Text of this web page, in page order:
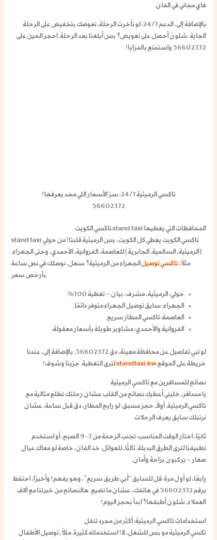
فاي مجاني في الفان.
بالإضافة إلى، الدعم 24/7: لو تأخرت الرحلة، نعوضك بتخفيض على الرحلة
الجاية. شلون أحصل على تعويض؟ بس أبلغنا بعد الرحلة. احجز الحين على
56602372 واستمتع بالمزايا!
تاكسي الرميثية 24/7: سرّ الأسعار اللي محد يعرفها!
56602372
المحافظات التي يغطيها stand taxi تاكسي الكويت
stand taxi تاكسي الكويت يغطي كل الكويت، بس الرميثية قلبنا! من حولي
(الرميثية، السالمية، الجابرية) للعاصمة، الفروانية، الأحمدي، وحتى الجهراء.
مثلاً،تاكسي توصيلالجهراء من الرميثية؟ سهل، نوصلك في نص ساعة
بأرخص سعر.
حولي: الرميثية، مشرف، بيان – تغطية 100%.
الجهراء: سايق توصيل الجهراء متوفر دائمًا.
العاصمة: تاكسي المطار سريع.
الفروانية والأحمدي: مشاوير طويلة بأسعار معقولة.
لو تبي تفاصيل عن محافظة معينة، دق 56602372. بالإضافة إلى، عندنا
خريطة على الموقعstandtaxi.kwلترى التغطية. جرّبنا وشوف!
نصائح للمسافرين مع تاكسي الرميثية
يا مسافر، خليني أعطيك نصائح من القلب عشان رحلتك تطلع مثالية مع
تاكسي الرميثية. أولاً، حجز مسبق: لو رايح المطار، دق قبل ساعة، عشان
نرتبلك سايق يعرف الرحلات.
ثانيًا، اختار الوقت المناسب: تجنب الزحمة من 7-9 الصبح، أو استخدم
تطبيقنا لترى الطرق البديلة. ثالثًا، للعوائل: خذ الفان، خاصة لو معاك عيال
صغار – يركبون براحة وأمان.
رابعًا، لو أول مرة: قل للسايق “أبي طريق سريع”، وهو يفهم! وأخيرًا، احتفظ
برقم 56602372 في هاتفك، عشان ما تضيع. هالنصائح من خبرتنا مع آلاف
العملاء. شلون أطبقها؟ ابدأ بحجز اليوم!
استخدامات تاكسي الرميثية: أكثر من مجرد تنقل
تكسي الرميثية مو بس للشغل، لا! استخدماته كثيرة. مثلاً، توصيل الأطفال